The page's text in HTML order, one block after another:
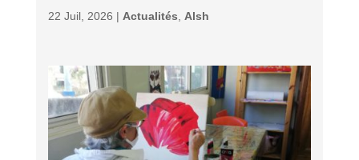
22 Juil, 2026 | Actualités Alsh